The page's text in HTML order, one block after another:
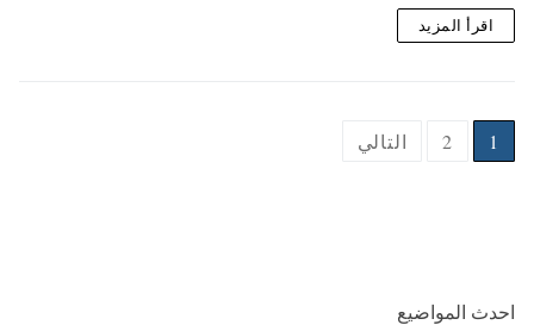
اقرأ المزيد
Posts
1
2 التالي
احدث المواضيع